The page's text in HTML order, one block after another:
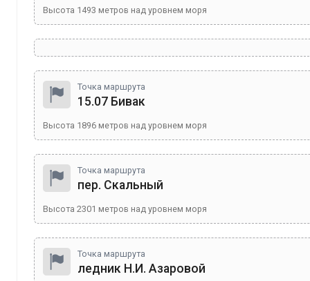
Высота 1493 метров над уровнем моря
Точка маршрута
15.07 Бивак
Высота 1896 метров над уровнем моря
Точка маршрута
пер. Скальный
Высота 2301 метров над уровнем моря
Точка маршрута
ледник Н.И. Азаровой